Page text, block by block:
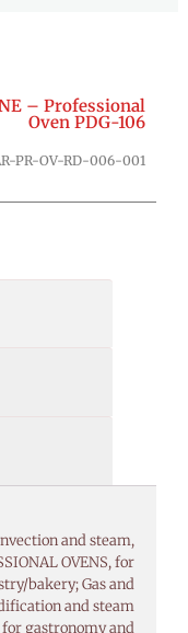
– Professional
Oven PDG-106
PR-OV-RD-006-001
and steam,
OVENS, for
bakery; Gas and
and steam
for gastronomy and